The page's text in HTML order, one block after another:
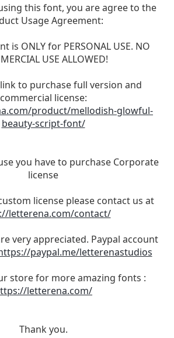
this font, you are agree to the
Usage Agreement:
is ONLY for PERSONAL USE. NO
USE ALLOWED!
to purchase full version and
commercial license:
product/mellodish-glowful-
beauty-script-font/
you have to purchase Corporate
license
license please contact us at
letterena.com/contact/
very appreciated. Paypal account
paypal.me/letterenastudios
store for more amazing fonts :
letterena.com/
Thank you.